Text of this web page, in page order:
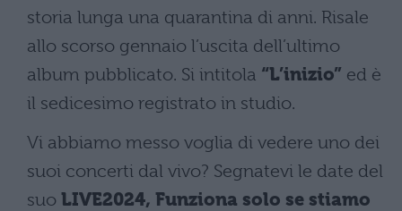
storia lunga una quarantina di anni. Risale
allo scorso gennaio l’uscita dell’ultimo
album pubblicato. Si intitola “L’inizio” ed è
il sedicesimo registrato in studio.
Vi abbiamo messo voglia di vedere uno dei
suoi concerti dal vivo? Segnatevi le date del
suo LIVE2024, Funziona solo se stiamo